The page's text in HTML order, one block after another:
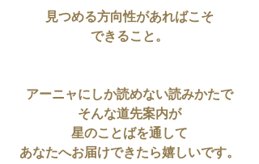
見つめる方向性があればこそ
できること。
アーニャにしか読めない読みかたで
そんな道先案内が
星のことばを通して
あなたへお届けできたら嬉しいです。